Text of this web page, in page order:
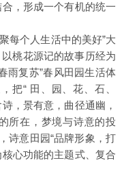
，形成一个有机的统一
每个人生活中的美好”大
桃花源记的故事历经为
雨复苏”春风田园生活体
把“ 田、园、花、石、
，景有意，曲径通幽，
所在，梦境与诗意的投
诗意田园“品牌形象，打
心功能的主题式、复合